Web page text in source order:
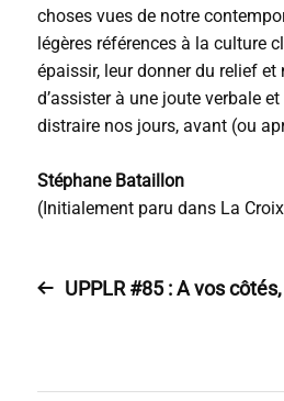
choses vues de notre
légères références à la culture
épaissir, leur donner du relief
d’assister à une joute verbale
distraire nos jours, avant (ou
Stéphane Bataillon
(Initialement paru dans La Croix
UPPLR #85 : A vos